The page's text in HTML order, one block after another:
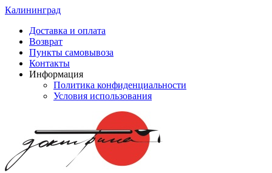
Калининград
Доставка и оплата
Возврат
Пункты самовывоза
Контакты
Информация
Политика конфиденциальности
Условия использования